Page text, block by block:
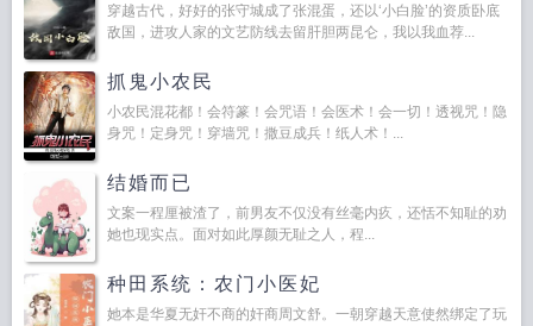
穿越古代，好好的张守城成了张混蛋，还以‘小白脸’的资质卧底
敌国，进攻人家的文艺防线去留肝胆两昆仑，我以我血荐...
抓鬼小农民
小农民混花都！会符篆！会咒语！会医术！会一切！透视咒！隐
身咒！定身咒！穿墙咒！撒豆成兵！纸人术！...
结婚而已
文案一程厘被渣了，前男友不仅没有丝毫内疚，还恬不知耻的劝
她也现实点。面对如此厚颜无耻之人，程...
种田系统：农门小医妃
她本是华夏无奸不商的奸商周文舒。一朝穿越天意使然绑定了玩